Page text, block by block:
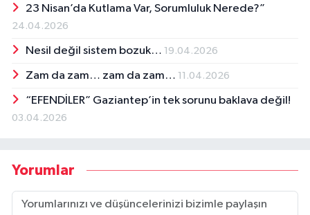
23 Nisan’da Kutlama Var, Sorumluluk Nerede?”
24.04.2026
Nesil değil sistem bozuk… 19.04.2026
Zam da zam… zam da zam… 11.04.2026
“EFENDİLER” Gaziantep’in tek sorunu baklava değil!
03.04.2026
Yorumlar